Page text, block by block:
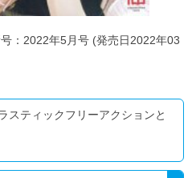
：2022年5月号 (発売日2022年03
スティックフリーアクションと